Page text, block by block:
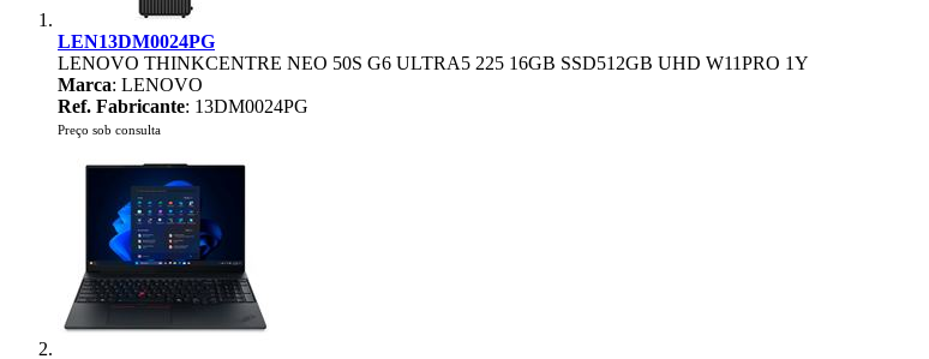
LEN13DM0024PG
LENOVO THINKCENTRE NEO 50S G6 ULTRA5 225 16GB SSD512GB UHD W11PRO 1Y
Marca: LENOVO
Ref. Fabricante: 13DM0024PG
Preço sob consulta